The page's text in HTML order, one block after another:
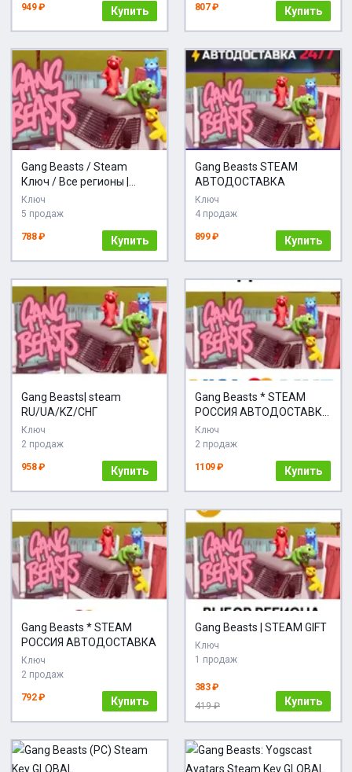
949 ₽ Купить 807 ₽ Купить
Gang Beasts / Steam
Ключ / Все регионы |
АВТОВЫДАЧА 24/7
Ключ
5 продаж
788 ₽ Купить
Gang Beasts STEAM
АВТОДОСТАВКА
Ключ
4 продаж
899 ₽ Купить
Gang Beasts| steam
RU/UA/KZ/CНГ
Ключ
2 продаж
958 ₽ Купить
Gang Beasts * STEAM
РОССИЯ АВТОДОСТАВКА
КАРТЫ
Ключ
2 продаж
1109 ₽ Купить
Gang Beasts * STEAM
РОССИЯ АВТОДОСТАВКА
Ключ
2 продаж
792 ₽ Купить
Gang Beasts | STEAM GIFT
Ключ
1 продаж
383 ₽
419 ₽
Купить